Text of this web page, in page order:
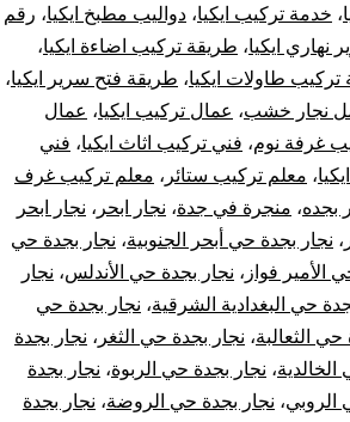
، خدمة تركيب ايكيا، دواليب مطبخ ايكيا، رقم
نهاري ايكيا، طريقة تركيب اضاءة ايكيا،
تركيب طاولات ايكيا، طريقة فتح سرير ايكيا،
نجار خشب، عمال تركيب ايكيا، عمال
غرفة نوم، فني تركيب اثاث ايكيا، فني
، معلم تركيب ستائر ، معلم تركيب غرف
بجده، منجرة في جدة، نجار ابحر ، نجار ابحر
، نجار بجدة حي أبحر الجنوبية، نجار بجدة حي
الأمير فواز ، نجار بجدة حي الأندلس، نجار
حي البغدادية الشرقية، نجار بجدة حي
حي الثعالبة، نجار بجدة حي الثغر ، نجار بجدة
، نجار بجدة حي الربوة، نجار بجدة
الروبي، نجار بجدة حي الروضة، نجار بجدة